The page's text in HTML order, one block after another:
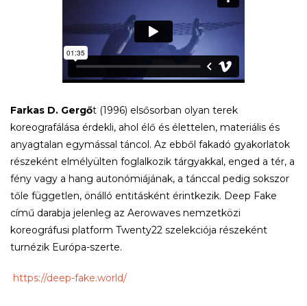
Farkas D. Gergőt (1996) elsősorban olyan terek
koreografálása érdekli, ahol élő és élettelen, materiális és
anyagtalan egymással táncol. Az ebből fakadó gyakorlatok
részeként elmélyülten foglalkozik tárgyakkal, enged a tér, a
fény vagy a hang autonómiájának, a tánccal pedig sokszor
tőle független, önálló entitásként érintkezik. Deep Fake
című darabja jelenleg az Aerowaves nemzetközi
koreográfusi platform Twenty22 szelekciója részeként
turnézik Európa-szerte.
https://deep-fake.world/